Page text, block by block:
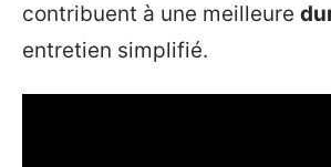
contribuent à une meilleure
entretien simplifié.